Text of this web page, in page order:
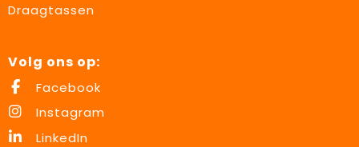
Draagtassen
Volg ons op:
Facebook
Instagram
LinkedIn